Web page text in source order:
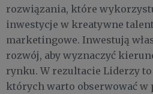
rozwiązania, które
inwestycje w kreatywne
marketingowe. Inwestują
rozwój, aby wyznaczyć
rynku. W rezultacie Liderzy to
których warto obserwować w